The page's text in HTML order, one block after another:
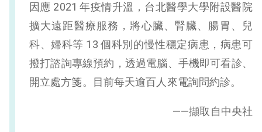
因應 2021 年疫情升溫，台北醫學大學附設醫院
擴大遠距醫療服務，將心臟、腎臟、腸胃、兒
科、婦科等 13 個科別的慢性穩定病患，病患可
撥打諮詢專線預約，透過電腦、手機即可看診、
開立處方箋。目前每天逾百人來電詢問約診。
——擷取自中央社